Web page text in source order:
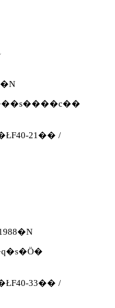
21�� /
33�� /